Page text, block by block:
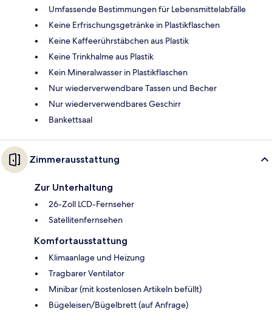
Umfassende Bestimmungen für Lebensmittelabfälle
Keine Erfrischungsgetränke in Plastikflaschen
Keine Kaffeerührstäbchen aus Plastik
Keine Trinkhalme aus Plastik
Kein Mineralwasser in Plastikflaschen
Nur wiederverwendbare Tassen und Becher
Nur wiederverwendbares Geschirr
Bankettsaal
Zimmerausstattung
Zur Unterhaltung
26-Zoll LCD-Fernseher
Satellitenfernsehen
Komfortausstattung
Klimaanlage und Heizung
Tragbarer Ventilator
Minibar (mit kostenlosen Artikeln befüllt)
Bügeleisen/Bügelbrett (auf Anfrage)